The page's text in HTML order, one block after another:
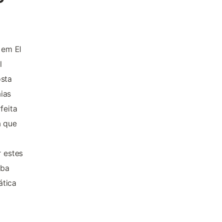
El
que
estes